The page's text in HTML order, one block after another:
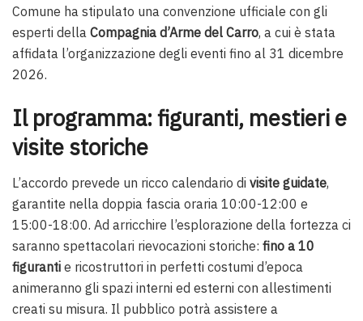
Comune ha stipulato una convenzione ufficiale con gli
esperti della Compagnia d’Arme del Carro, a cui è stata
affidata l’organizzazione degli eventi fino al 31 dicembre
2026.
Il programma: figuranti, mestieri e
visite storiche
L’accordo prevede un ricco calendario di visite guidate,
garantite nella doppia fascia oraria 10:00-12:00 e
15:00-18:00. Ad arricchire l’esplorazione della fortezza ci
saranno spettacolari rievocazioni storiche: fino a 10
figuranti e ricostruttori in perfetti costumi d’epoca
animeranno gli spazi interni ed esterni con allestimenti
creati su misura. Il pubblico potrà assistere a